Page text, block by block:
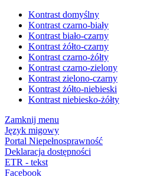
Kontrast domyślny
Kontrast czarno-biały
Kontrast biało-czarny
Kontrast żółto-czarny
Kontrast czarno-żółty
Kontrast czarno-zielony
Kontrast zielono-czarny
Kontrast żółto-niebieski
Kontrast niebiesko-żółty
Zamknij menu
Język migowy
Portal Niepełnosprawność
Deklaracja dostępności
ETR - tekst
Facebook